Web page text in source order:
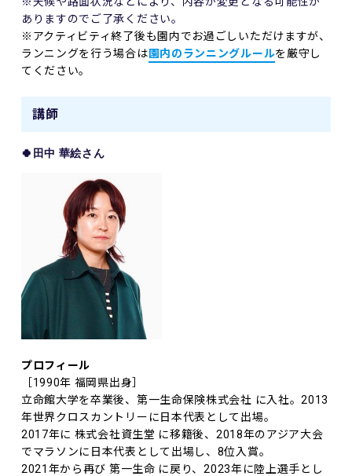
ありますのでご了承ください。
※アクティビティ終了後も園内でお過ごしいただけますが、
ランニングを行う場合は園内のランニングルールを厳守し
てください。
講師
🍀田中 華絵さん
プロフィール
［1990年 福岡県出身］
立命館大学を卒業後、第一生命保険株式会社 に入社。2013
年世界クロスカントリーに日本代表として出場。
2017年に 株式会社資生堂 に移籍後、2018年のアジア大会
でマラソンに日本代表として出場し、8位入賞。
2021年から再び 第一生命 に戻り、2023年に陸上選手とし